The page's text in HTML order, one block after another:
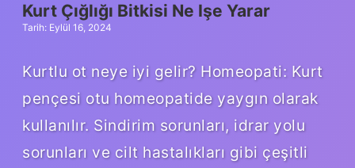
Kurt Çığlığı Bitkisi Ne Işe Yarar
Tarih: Eylül 16, 2024
Kurtlu ot neye iyi gelir? Homeopati: Kurt
pençesi otu homeopatide yaygın olarak
kullanılır. Sindirim sorunları, idrar yolu
sorunları ve cilt hastalıkları gibi çeşitli